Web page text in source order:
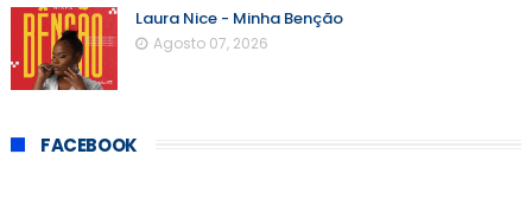
Laura Nice - Minha Benção
Agosto 07, 2026
FACEBOOK